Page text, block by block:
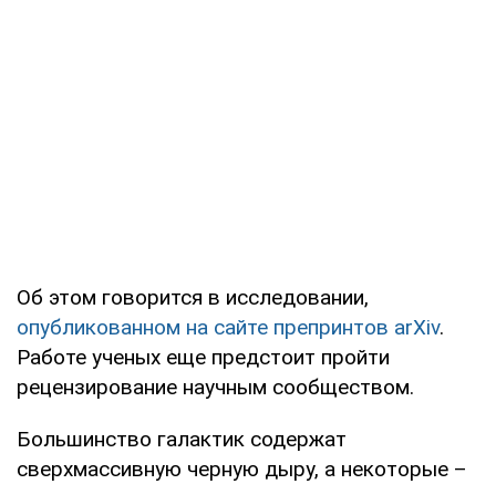
Об этом говорится в исследовании,
опубликованном на сайте препринтов arXiv.
Работе ученых еще предстоит пройти
рецензирование научным сообществом.
Большинство галактик содержат
сверхмассивную черную дыру, а некоторые –